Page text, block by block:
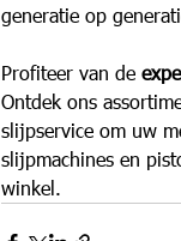
generatie op
Profiteer van de
Ontdek ons
slijpservice om uw
slijpmachines en
winkel.